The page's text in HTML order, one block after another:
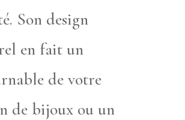
Son design
en fait un
de votre
de bijoux ou un